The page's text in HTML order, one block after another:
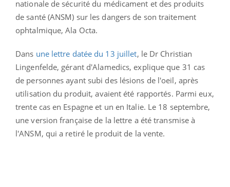
nationale de sécurité du médicament et des produits
de santé (ANSM) sur les dangers de son traitement
ophtalmique, Ala Octa.
Dans une lettre datée du 13 juillet, le Dr Christian
Lingenfelde, gérant d'Alamedics, explique que 31 cas
de personnes ayant subi des lésions de l'oeil, après
utilisation du produit, avaient été rapportés. Parmi eux,
trente cas en Espagne et un en Italie. Le 18 septembre,
une version française de la lettre a été transmise à
l'ANSM, qui a retiré le produit de la vente.